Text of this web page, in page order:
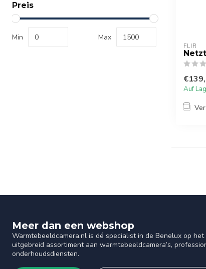
Preis
Min Max
FLIR
Auf
Meer dan een webshop
Warmtebeeldcamera.nl is dé specialist in de Benelux op
uitgebreid assortiment aan warmtebeeldcamera’s,
onderhoudsdiensten.